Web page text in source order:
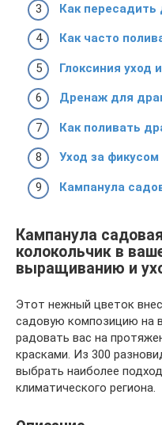
Как пересадить
Как часто
Глоксиния уход
Дренаж для
Как поливать
Уход за фикусом
Кампанула
Кампанула
колокольчик в
выращиванию и
Этот нежный цветок
садовую композицию на
радовать вас на
красками. Из 300
выбрать наиболее
климатического региона.